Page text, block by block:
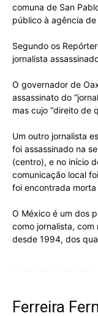
comuna de San
público à agência
Segundo os
jornalista
O governador de
assassinato do
mas cujo “direito de
Um outro jornalista
foi assassinado na
(centro), e no início
comunicação local
foi encontrada
O México é um dos
como jornalista, com
desde 1994, dos
Ferreira